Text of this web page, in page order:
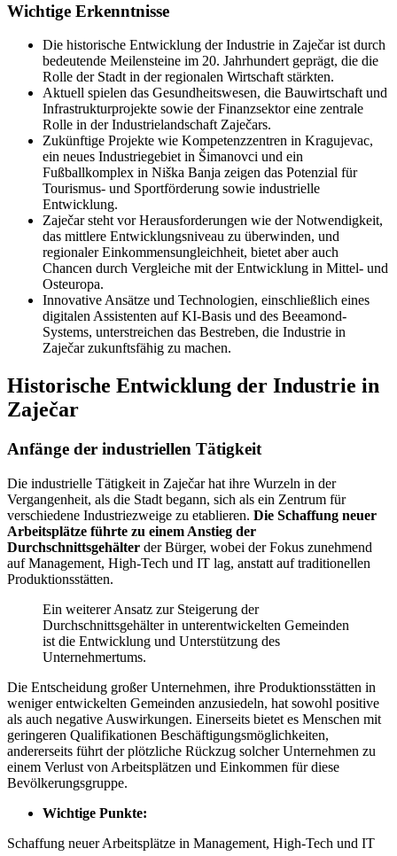
Wichtige Erkenntnisse
Die historische Entwicklung der Industrie in Zaječar ist durch
bedeutende Meilensteine im 20. Jahrhundert geprägt, die die
Rolle der Stadt in der regionalen Wirtschaft stärkten.
Aktuell spielen das Gesundheitswesen, die Bauwirtschaft und
Infrastrukturprojekte sowie der Finanzsektor eine zentrale
Rolle in der Industrielandschaft Zaječars.
Zukünftige Projekte wie Kompetenzzentren in Kragujevac,
ein neues Industriegebiet in Šimanovci und ein
Fußballkomplex in Niška Banja zeigen das Potenzial für
Tourismus- und Sportförderung sowie industrielle
Entwicklung.
Zaječar steht vor Herausforderungen wie der Notwendigkeit,
das mittlere Entwicklungsniveau zu überwinden, und
regionaler Einkommensungleichheit, bietet aber auch
Chancen durch Vergleiche mit der Entwicklung in Mittel- und
Osteuropa.
Innovative Ansätze und Technologien, einschließlich eines
digitalen Assistenten auf KI-Basis und des Beeamond-
Systems, unterstreichen das Bestreben, die Industrie in
Zaječar zukunftsfähig zu machen.
Historische Entwicklung der Industrie in
Zaječar
Anfänge der industriellen Tätigkeit
Die industrielle Tätigkeit in Zaječar hat ihre Wurzeln in der
Vergangenheit, als die Stadt begann, sich als ein Zentrum für
verschiedene Industriezweige zu etablieren. Die Schaffung neuer
Arbeitsplätze führte zu einem Anstieg der
Durchschnittsgehälter der Bürger, wobei der Fokus zunehmend
auf Management, High-Tech und IT lag, anstatt auf traditionellen
Produktionsstätten.
Ein weiterer Ansatz zur Steigerung der
Durchschnittsgehälter in unterentwickelten Gemeinden
ist die Entwicklung und Unterstützung des
Unternehmertums.
Die Entscheidung großer Unternehmen, ihre Produktionsstätten in
weniger entwickelten Gemeinden anzusiedeln, hat sowohl positive
als auch negative Auswirkungen. Einerseits bietet es Menschen mit
geringeren Qualifikationen Beschäftigungsmöglichkeiten,
andererseits führt der plötzliche Rückzug solcher Unternehmen zu
einem Verlust von Arbeitsplätzen und Einkommen für diese
Bevölkerungsgruppe.
Wichtige Punkte:
Schaffung neuer Arbeitsplätze in Management, High-Tech und IT